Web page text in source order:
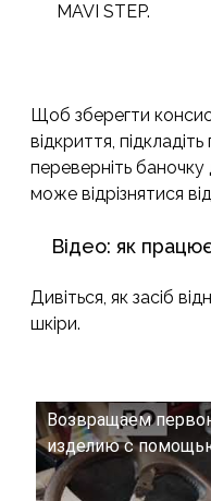
MAVI STEP.
Щоб зберегти
відкриття,
переверніть
може відрізнятися
Відео: як
Дивіться, як засіб
шкіри.
Возвращаем
изделию с